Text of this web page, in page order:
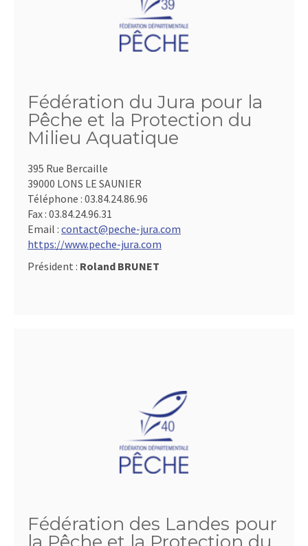
Fédération du Jura pour la
Pêche et la Protection du
Milieu Aquatique
395 Rue Bercaille
39000 LONS LE SAUNIER
Téléphone : 03.84.24.86.96
Fax : 03.84.24.96.31
Email : contact@peche-jura.com
https://www.peche-jura.com
Président : Roland BRUNET
Fédération des Landes pour